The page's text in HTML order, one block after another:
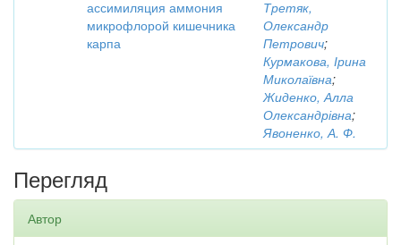
ассимиляция аммония
микрофлорой кишечника
карпа
Третяк,
Олександр
Петрович;
Курмакова, Ірина
Миколаївна;
Жиденко, Алла
Олександрівна;
Явоненко, А. Ф.
Перегляд
Автор